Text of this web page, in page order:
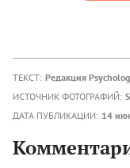
ТЕКСТ: Редакция
ИСТОЧНИК ФОТОГРАФИЙ:
ДАТА ПУБЛИКАЦИИ: 14